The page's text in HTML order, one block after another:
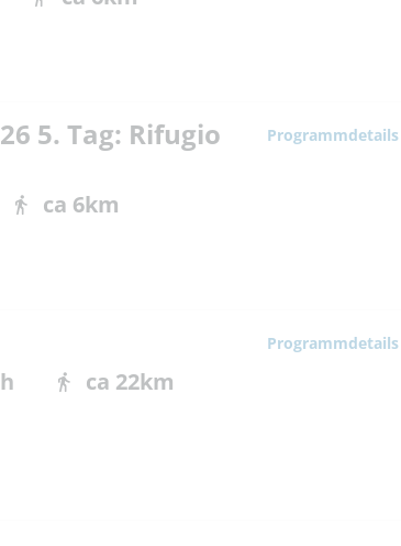
5. Tag: Rifugio
Programmdetails
ca 6km
Programmdetails
ca 22km